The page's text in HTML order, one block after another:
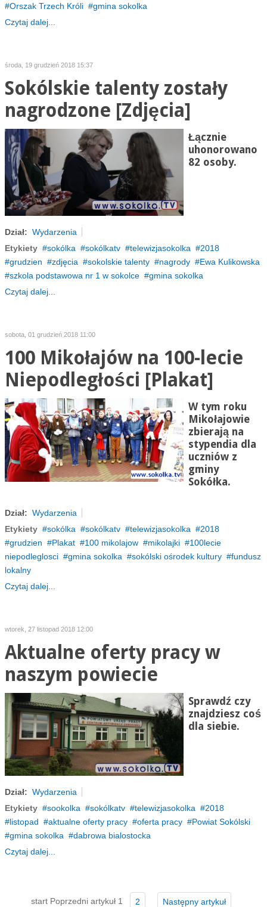
Orszak Trzech Króli
gmina sokolka
Czytaj dalej...
środa, 19 grudzień 2018 15:37
Sokólskie talenty zostały
nagrodzone [Zdjęcia]
Łącznie
uhonorowano
82 osoby.
Dział: Wydarzenia
Etykiety
sokólka sokólkatv telewizjasokolka
2018
grudzien
zdjęcia sokolskie talenty nagrody
Ewa Kulikowska
szkola podstawowa nr 1 w sokolce
gmina sokolka
Czytaj dalej...
sobota, 01 grudzień 2018 11:00
100 Mikołajów na 100-lecie
Niepodległości [Plakat]
W tym roku
Mikołajowie
zbierają na
stypendia dla
uczniów z
gminy
Sokółka.
Dział: Wydarzenia
Etykiety
sokólka sokólkatv telewizjasokolka
2018
grudzien
Plakat 100 mikolajow mikolajki
100lecie
niepodleglosci
gmina sokolka sokólski ośrodek kultury
fundusz
lokalny
Czytaj dalej...
wtorek, 27 listopad 2018 12:00
Aktualne oferty pracy w
naszym powiecie
Sprawdź czy
znajdziesz coś
dla siebie.
Dział: Wydarzenia
Etykiety
sookolka sokólkatv telewizjasokolka
2018
listopad
aktualne oferty pracy oferta pracy
Powiat Sokólski
gmina sokolka
dabrowa bialostocka
Czytaj dalej...
start Poprzedni artykuł 1 2 Następny artykuł